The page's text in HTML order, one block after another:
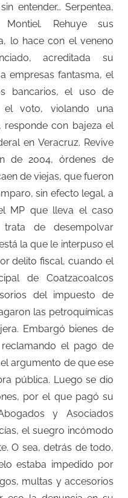
entender… Serpentea,
Rehuye sus
lo hace con el veneno
acreditada su
empresas fantasma, el
bancarios, el uso de
el voto, violando una
responde con bajeza el
en Veracruz. Revive
de 2004, órdenes de
de viejas, que fueron
sin efecto legal, a
MP que lleva el caso
de desempolvar
la que le interpuso el
delito fiscal, cuando el
de Coatzacoalcos
del impuesto de
las petroquímicas
Embargó bienes de
el pago de
argumento de que ese
pública. Luego se dio
por el que pagó su
y Asociados
el suegro incómodo
O sea, detrás de todo,
estaba impedido por
multas y accesorios